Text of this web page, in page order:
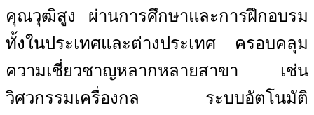
คุณวุฒิสูง ผ่านการศึกษาและการฝึกอบรม
ทั้งในประเทศและต่างประเทศ ครอบคลุม
ความเชี่ยวชาญหลากหลายสาขา เช่น
วิศวกรรมเครื่องกล ระบบอัตโนมัติ